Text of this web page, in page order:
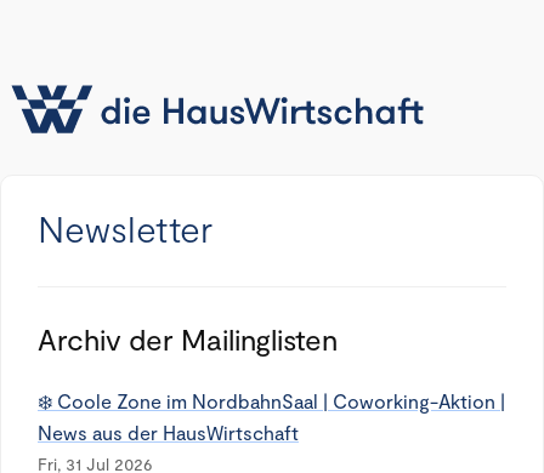
Newsletter
Archiv der Mailinglisten
❄️ Coole Zone im NordbahnSaal | Coworking-Aktion |
News aus der HausWirtschaft
Fri, 31 Jul 2026